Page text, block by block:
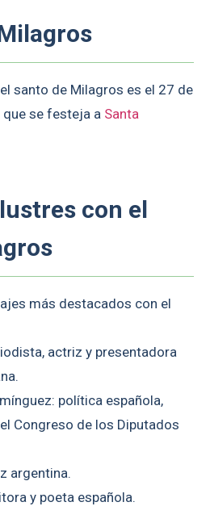
santo de Milagros es el 27 de
que se festeja a Santa
con el
más destacados con el
actriz y presentadora
política española,
Congreso de los Diputados
argentina.
y poeta española.